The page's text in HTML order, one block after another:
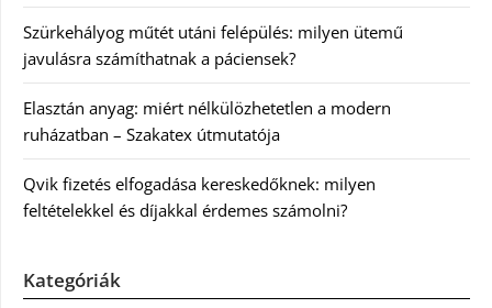
Szürkehályog műtét utáni felépülés: milyen ütemű
javulásra számíthatnak a páciensek?
Elasztán anyag: miért nélkülözhetetlen a modern
ruházatban – Szakatex útmutatója
Qvik fizetés elfogadása kereskedőknek: milyen
feltételekkel és díjakkal érdemes számolni?
Kategóriák